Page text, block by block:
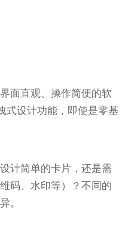
面直观、操作简便的软
式设计功能，即使是零基
计简单的卡片，还是需
码、水印等）？不同的
。